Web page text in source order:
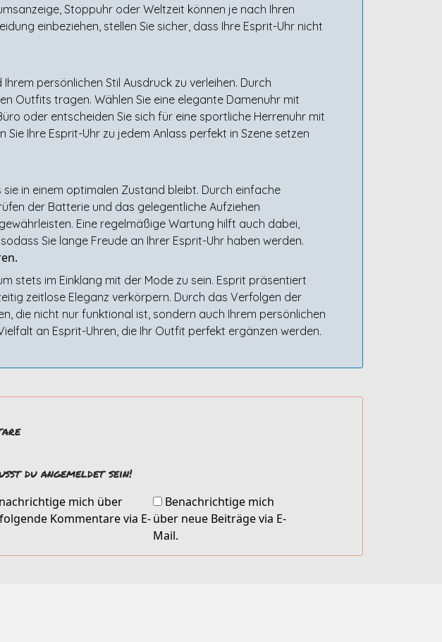
Stoppuhr oder Weltzeit können je nach Ihren
einbeziehen, stellen Sie sicher, dass Ihre Esprit-Uhr nicht
persönlichen Stil Ausdruck zu verleihen. Durch
Outfits tragen. Wählen Sie eine elegante Damenuhr mit
oder entscheiden Sie sich für eine sportliche Herrenuhr mit
Ihre Esprit-Uhr zu jedem Anlass perfekt in Szene setzen
in einem optimalen Zustand bleibt. Durch einfache
der Batterie und das gelegentliche Aufziehen
Eine regelmäßige Wartung hilft auch dabei,
Sie lange Freude an Ihrer Esprit-Uhr haben werden.
stets im Einklang mit der Mode zu sein. Esprit präsentiert
zeitlose Eleganz verkörpern. Durch das Verfolgen der
die nicht nur funktional ist, sondern auch Ihrem persönlichen
an Esprit-Uhren, die Ihr Outfit perfekt ergänzen werden.
du angemeldet sein!
mich über
Kommentare via E-
Benachrichtige mich
über neue Beiträge via E-
Mail.